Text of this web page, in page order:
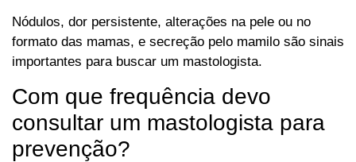
Nódulos, dor persistente, alterações na pele ou no
formato das mamas, e secreção pelo mamilo são sinais
importantes para buscar um mastologista.
Com que frequência devo
consultar um mastologista para
prevenção?